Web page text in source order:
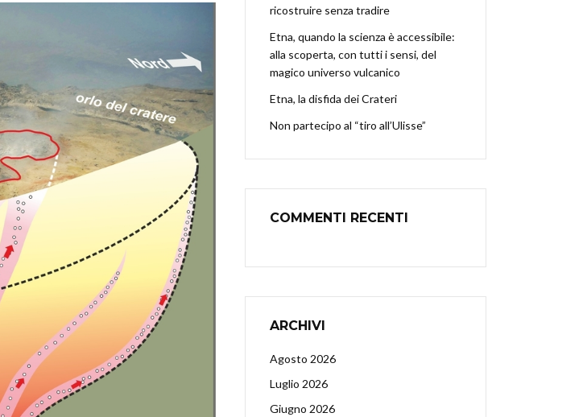
ricostruire senza tradire
Etna, quando la scienza è accessibile:
alla scoperta, con tutti i sensi, del
magico universo vulcanico
Etna, la disfida dei Crateri
Non partecipo al “tiro all’Ulisse”
COMMENTI RECENTI
ARCHIVI
Agosto 2026
Luglio 2026
Giugno 2026